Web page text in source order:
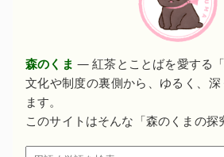
森のくま — 紅茶とことばを愛する「
文化や制度の裏側から、ゆるく、
ます。
このサイトはそんな「森のくまの探